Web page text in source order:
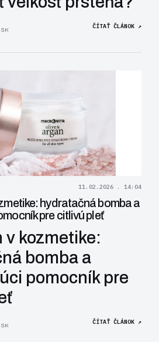
ČÍTAŤ ČLÁNOK ↗
11.02.2026 . 14:04
hydratačná bomba a
pre citlivú pleť
v kozmetike:
bomba a
pomocník pre
ČÍTAŤ ČLÁNOK ↗